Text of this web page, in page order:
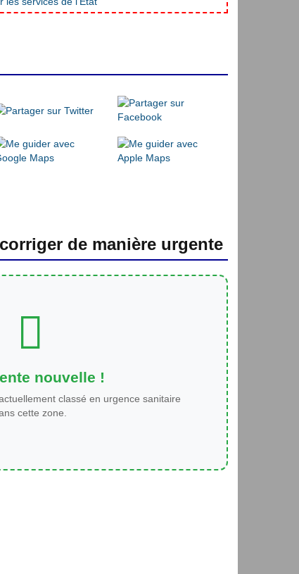
de manière urgente
nouvelle !
classé en urgence sanitaire
cette zone.